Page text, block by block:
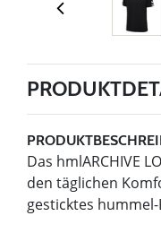
Das hmlARCHIVE
den täglichen
gesticktes